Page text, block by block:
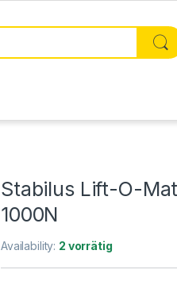
Stabilus Lift-O-
1000N
Availability: 2 vorrätig